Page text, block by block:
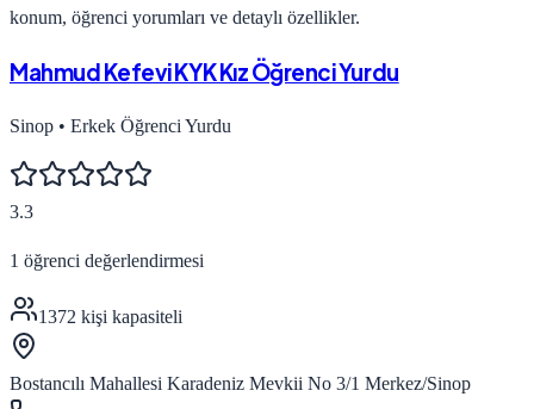
konum, öğrenci yorumları ve detaylı özellikler.
Mahmud Kefevi KYK Kız Öğrenci Yurdu
Sinop • Erkek Öğrenci Yurdu
3.3
1 öğrenci değerlendirmesi
1372 kişi kapasiteli
Bostancılı Mahallesi Karadeniz Mevkii No 3/1 Merkez/Sinop